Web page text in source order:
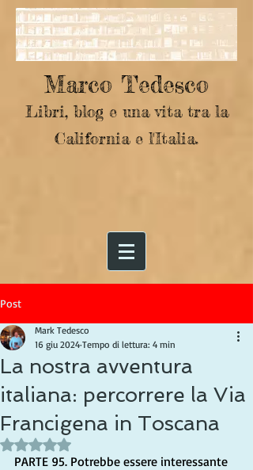
Marco Tedesco
Libri, blog e una vita tra la
California e l'Italia.
Post
La nostra avventura
italiana: percorrere la Via
Francigena in Toscana
Mark Tedesco
16 giu 2024 Tempo di lettura: 4 min
Valutazione NaN stelle su 5.
PARTE 95. Potrebbe essere interessante